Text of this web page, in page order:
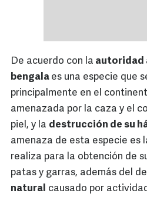
De acuerdo con la autoridad
bengala es una especie que
principalmente en el
amenazada por la caza y el
piel, y la destrucción de su
amenaza de esta especie es
realiza para la obtención de
patas y garras, además del
natural causado por